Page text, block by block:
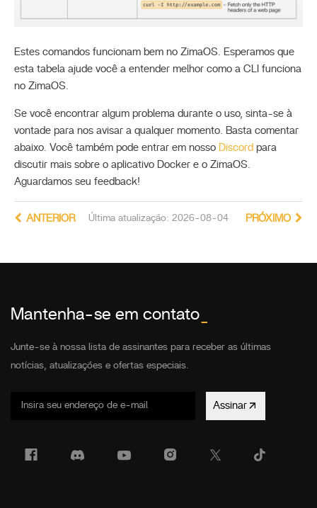
Estes comandos funcionam bem no ZimaOS. Esperamos que
esta tabela ajude você a entender melhor como a CLI funciona
no ZimaOS.
Se você encontrar algum problema durante o uso, sinta-se à
vontade para nos avisar a qualquer momento. Basta comentar
abaixo. Você também pode entrar em nosso Discord para
discutir mais sobre o aplicativo Docker e o ZimaOS.
Aguardamos seu feedback!
Última atualização: 2026-08-04
ANTERIOR PRÓXIMO
Mantenha-se em contato
Junte-se à nossa lista de assinantes para receber as últimas
notícias, atualizações e ofertas especiais.
Assinar